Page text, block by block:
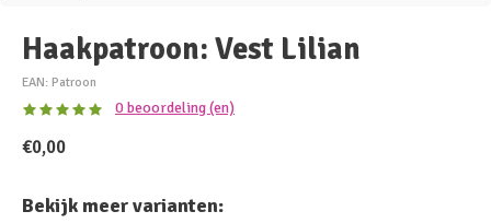
Haakpatroon: Vest Lilian
EAN: Patroon
0 beoordeling (en)
€0,00
Bekijk meer varianten: